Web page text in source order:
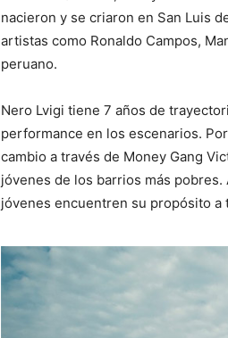
nacieron y se criaron en San Luis
artistas como Ronaldo Campos,
peruano.
Nero Lvigi tiene 7 años de
performance en los escenarios.
cambio a través de Money Gang
jóvenes de los barrios más
jóvenes encuentren su propósito a